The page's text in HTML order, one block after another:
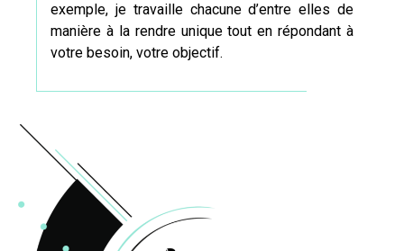
exemple, je travaille chacune d’entre elles de
manière à la rendre unique tout en répondant à
votre besoin, votre objectif.